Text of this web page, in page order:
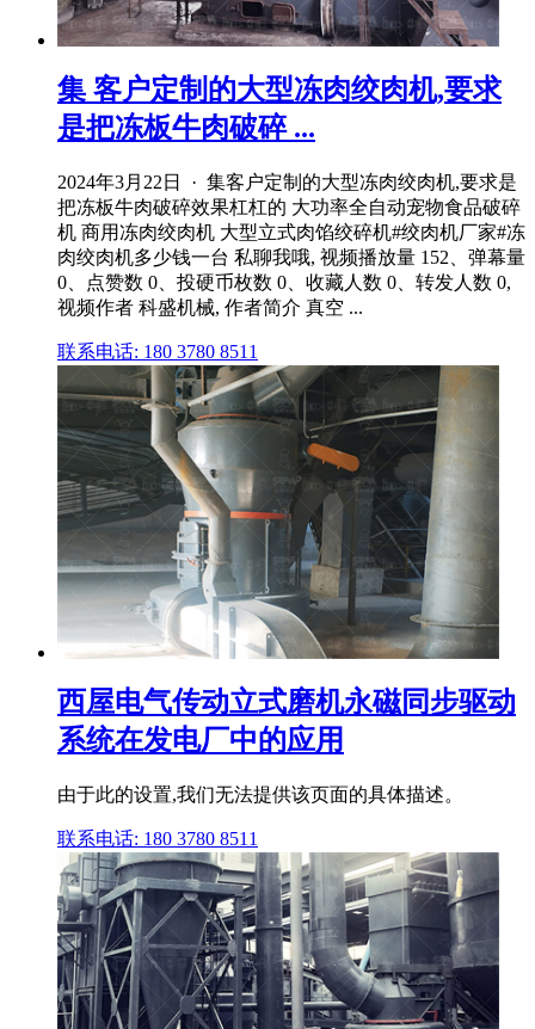
集 客户定制的大型冻肉绞肉机,要求
是把冻板牛肉破碎 ...
2024年3月22日 · 集客户定制的大型冻肉绞肉机,要求是
把冻板牛肉破碎效果杠杠的 大功率全自动宠物食品破碎
机 商用冻肉绞肉机 大型立式肉馅绞碎机#绞肉机厂家#冻
肉绞肉机多少钱一台 私聊我哦, 视频播放量 152、弹幕量
0、点赞数 0、投硬币枚数 0、收藏人数 0、转发人数 0,
视频作者 科盛机械, 作者简介 真空 ...
联系电话: 180 3780 8511
西屋电气传动立式磨机永磁同步驱动
系统在发电厂中的应用
由于此的设置,我们无法提供该页面的具体描述。
联系电话: 180 3780 8511